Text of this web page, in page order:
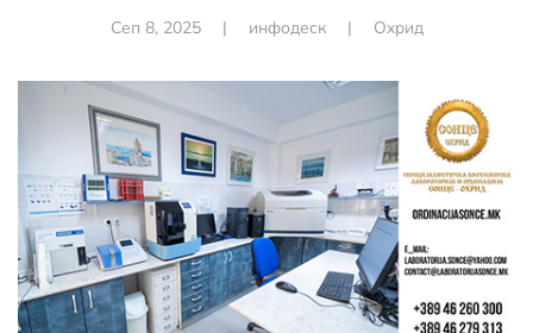
Сеп 8, 2025| инфодеск| Охрид